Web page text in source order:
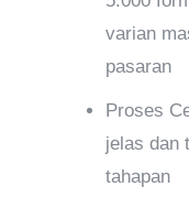
varian
pasaran
Proses
jelas dan
tahapan